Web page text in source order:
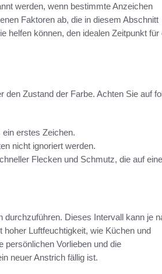
werden, wenn bestimmte Anzeichen
Faktoren ab, die in diesem Abschnitt
helfen können, den idealen Zeitpunkt für
Zustand der Farbe. Achten Sie auf
erstes Zeichen.
nicht ignoriert werden.
Flecken und Schmutz, die auf eine
durchzuführen. Dieses Intervall kann je
Luftfeuchtigkeit, wie Küchen und
persönlichen Vorlieben und die
neuer Anstrich fällig ist.